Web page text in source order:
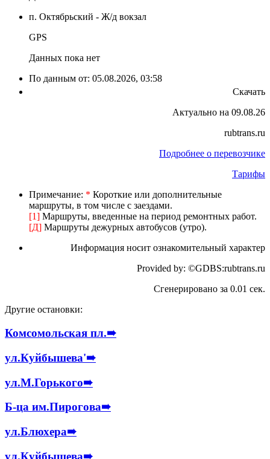
п. Октябрьский - Ж/д вокзал
GPS
Данных пока нет
По данным от: 05.08.2026, 03:58
Скачать
Актуально на 09.08.26
rubtrans.ru
Подробнее о перевозчике
Тарифы
Примечание: * Короткие или дополнительные
маршруты, в том числе с заездами.
[1] Маршруты, введенные на период ремонтных работ.
[Д] Маршруты дежурных автобусов (утро).
Информация носит ознакомительный характер
Provided by: ©GDBS:rubtrans.ru
Сгенерировано за 0.01 сек.
Другие остановки:
Комсомольская пл.➠
ул.Куйбышева'➠
ул.М.Горького➠
Б-ца им.Пирогова➠
ул.Блюхера➠
ул.Куйбышева➠